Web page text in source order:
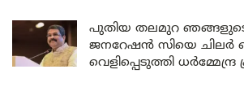
പുതിയ തലമുറ
ജനറേഷൻ സിയെ ചിലർ
വെളിപ്പെടുത്തി ധർമ്മേന്ദ്ര